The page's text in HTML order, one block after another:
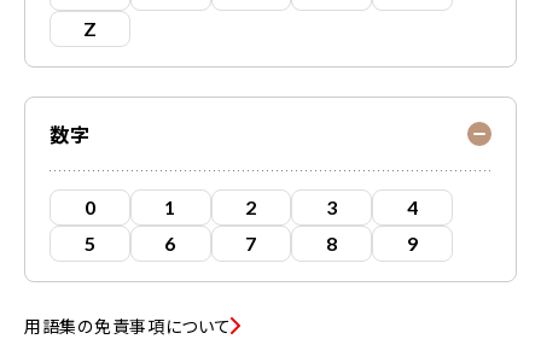
Z
数字
0 1 2 3
4
5
6 7 8 9
用語集の免責事項について